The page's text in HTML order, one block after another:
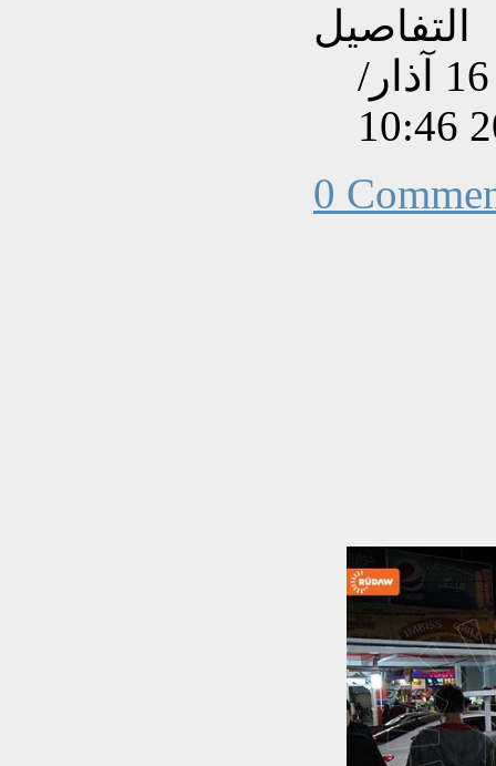
التفاصيل
تم إنشاءه بتاريخ الإثنين, 16 آذار/
0